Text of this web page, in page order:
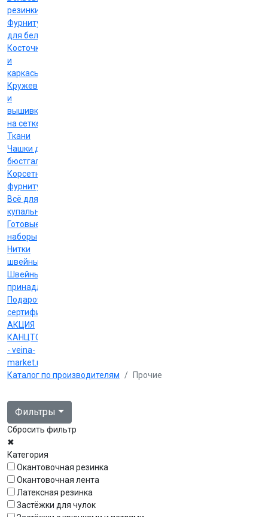
резинки
Фурнитура
для белья
Косточки
и
каркасы
Кружево
и
вышивка
на сетке
Ткани
Чашки для
бюстгальтеров
Корсетная
фурнитура
Всё для
купальников
Готовые
наборы
Нитки
швейные
Швейные
принадлежности
Подарочные
сертификаты
АКЦИЯ
КАНЦТОВАРЫ
- veina-
market.ru
Каталог по производителям
Прочие
Фильтры
Сбросить фильтр
✖
Категория
Окантовочная резинка
Окантовочная лента
Латексная резинка
Застёжки для чулок